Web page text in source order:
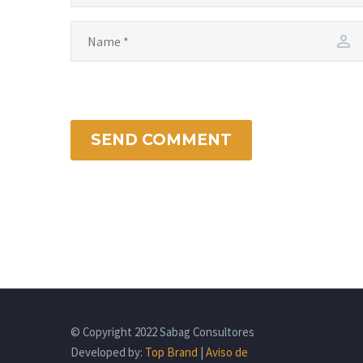
SEND COMMENT
© Copyright 2022 Sabag Consultores
Developed by: Top Brand | Aviso de